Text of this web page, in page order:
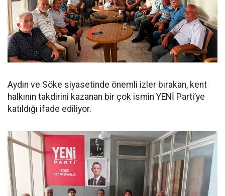
Aydın ve Söke siyasetinde önemli izler bırakan, kent
halkının takdirini kazanan bir çok ismin YENİ Parti’ye
katıldığı ifade ediliyor.